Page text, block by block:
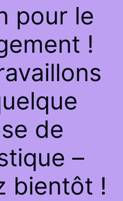
pour le
!
de
–
bientôt !